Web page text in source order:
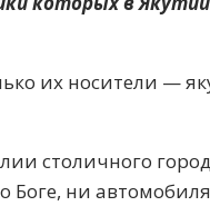
их носители —
столичного
ни